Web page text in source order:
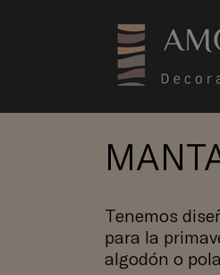
Tenemos
para la
algodón o